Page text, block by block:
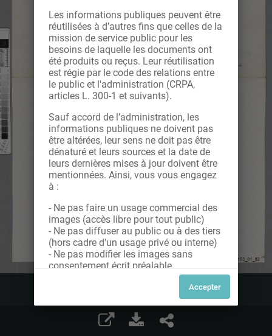
Les informations publiques peuvent être
réutilisées à d’autres fins que celles de la
mission de service public pour les
besoins de laquelle les documents ont
été produits ou reçus. Leur réutilisation
est régie par le code des relations entre
le public et l'administration (CRPA,
articles L. 300-1 et suivants).
Sauf accord de l’administration, les
informations publiques ne doivent pas
être altérées, leur sens ne doit pas être
dénaturé et leurs sources et la date de
leurs dernières mises à jour doivent être
mentionnées. Ainsi, vous vous engagez
à :
- Ne pas faire un usage commercial des
images (accès libre pour tout public)
- Ne pas diffuser au public ou à des tiers
(hors cadre d'un usage privé ou interne)
- Ne pas modifier les images sans
consentement écrit préalable
Dans le cas contraire, nous vous invitons
à nous contacter afin de solliciter le type
de Licence souhaitée parmi celles
proposées et le cas échéant, acquitter